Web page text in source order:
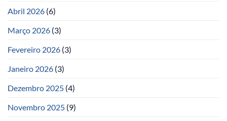
Abril 2026 (6)
Março 2026 (3)
Fevereiro 2026 (3)
Janeiro 2026 (3)
Dezembro 2025 (4)
Novembro 2025 (9)